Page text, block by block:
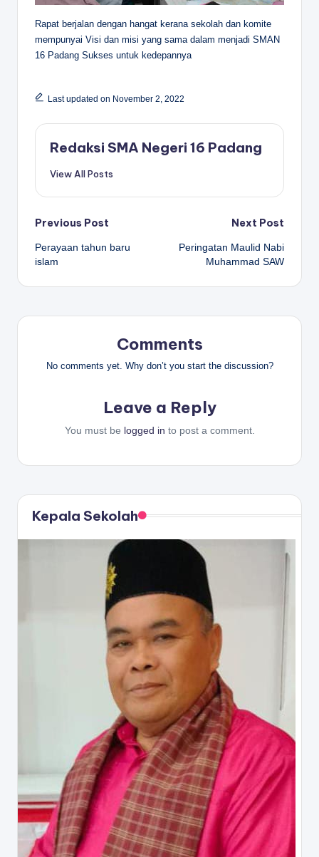
Rapat berjalan dengan hangat kerana sekolah dan komite
mempunyai Visi dan misi yang sama dalam menjadi SMAN
16 Padang Sukses untuk kedepannya
Last updated on November 2, 2022
Redaksi SMA Negeri 16 Padang
View All Posts
Post
navigation
Previous Post
Perayaan tahun baru
islam
Next Post
Peringatan Maulid Nabi
Muhammad SAW
Comments
No comments yet. Why don’t you start the discussion?
Leave a Reply
You must be logged in to post a comment.
Kepala Sekolah